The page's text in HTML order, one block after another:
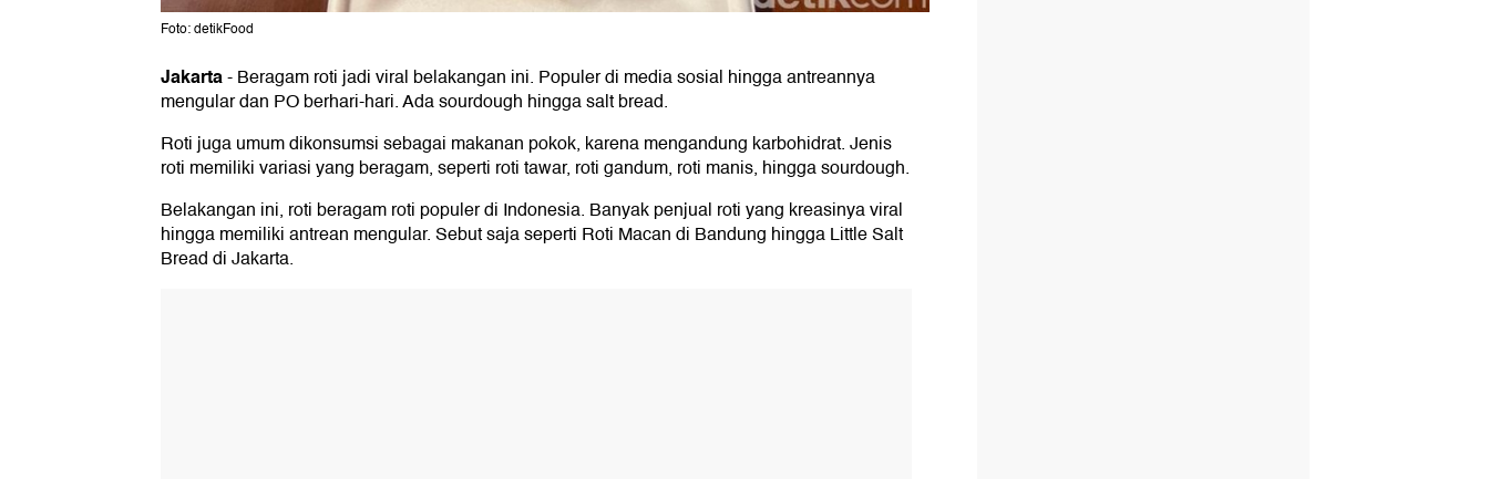
Foto: detikFood
Jakarta-Beragam roti jadi viral belakangan ini. Populer di media sosial hingga antreannya
mengular dan PO berhari-hari. Ada sourdough hingga salt bread.
Roti juga umum dikonsumsi sebagai makanan pokok, karena mengandung karbohidrat. Jenis
roti memiliki variasi yang beragam, seperti roti tawar, roti gandum, roti manis, hingga sourdough.
Belakangan ini, roti beragam roti populer di Indonesia. Banyak penjual roti yang kreasinya viral
hingga memiliki antrean mengular. Sebut saja seperti Roti Macan di Bandung hingga Little Salt
Bread di Jakarta.